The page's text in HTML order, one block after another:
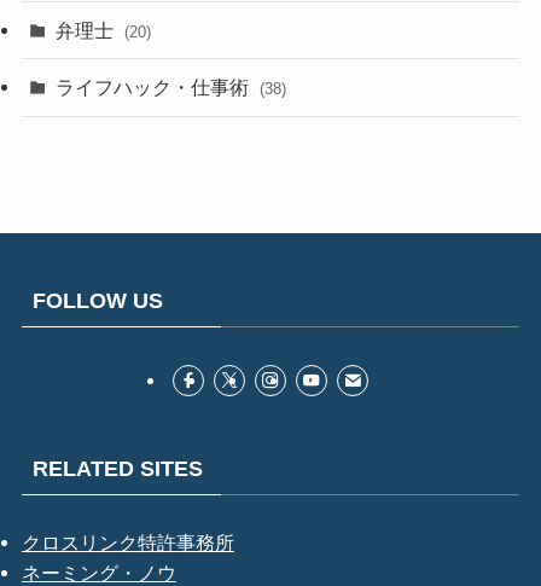
弁理士 (20)
ライフハック・仕事術 (38)
FOLLOW US
RELATED SITES
クロスリンク特許事務所
ネーミング・ノウ